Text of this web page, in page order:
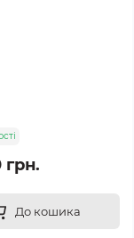
грн.
До кошика